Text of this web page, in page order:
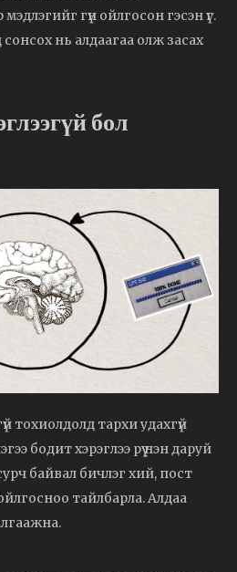
гүн ойлгосон гэсэн үг.
нь алдаагаа олж засах
бол
тохиолдолд тархи удахгүй
бодит хэрэглээ рүү нэн даруй
байвал бичлэг хий, пост
тайлбарла. Алдаа